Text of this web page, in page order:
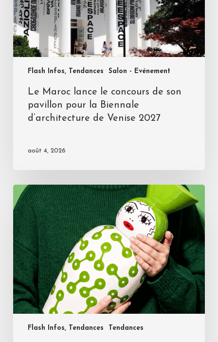
Flash Infos, Tendances Salon - Evénement
Le Maroc lance le concours de son
pavillon pour la Biennale
d’architecture de Venise 2027
août 4, 2026
Flash Infos, Tendances Tendances